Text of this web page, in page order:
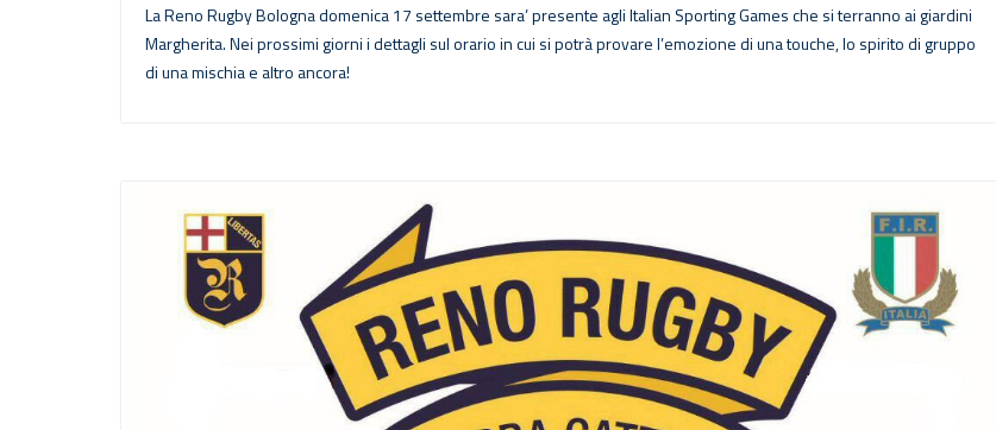
La Reno Rugby Bologna domenica 17 settembre sara’ presente agli Italian Sporting Games che si terranno ai giardini
Margherita. Nei prossimi giorni i dettagli sul orario in cui si potrà provare l’emozione di una touche, lo spirito di gruppo
di una mischia e altro ancora!